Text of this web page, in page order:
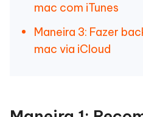
mac com iTunes
Maneira 3: Fazer
mac via iCloud